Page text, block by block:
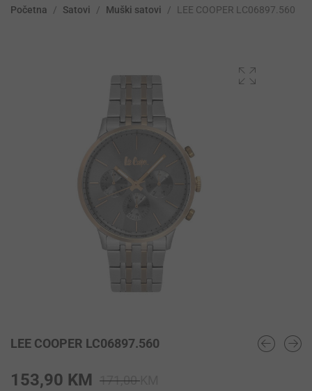
Početna / Satovi / Muški satovi / LEE COOPER LC06897.560
LEE COOPER LC06897.560
171,00
153,90 KM